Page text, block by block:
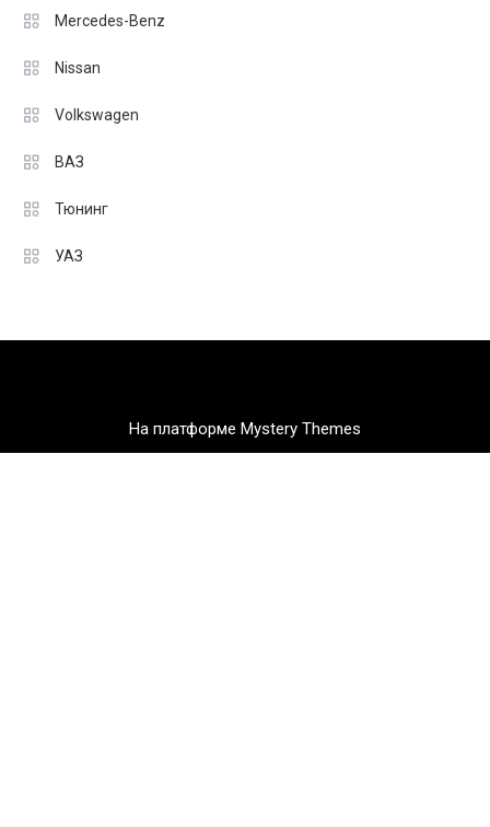
Mercedes-Benz
Nissan
Volkswagen
ВАЗ
Тюнинг
УАЗ
На платформе Mystery Themes